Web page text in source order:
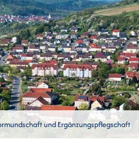
und Ergänzungspflegschaft